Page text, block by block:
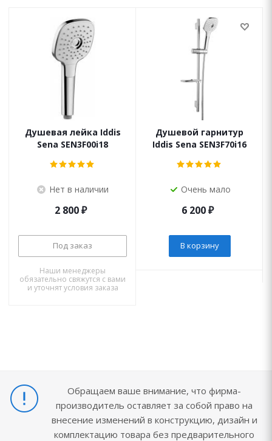
Душевая лейка Iddis
Sena SEN3F00i18
Нет в наличии
2 800₽
Под заказ
Наши менеджеры
обязательно свяжутся с вами
и уточнят условия заказа
Душевой гарнитур
Iddis Sena SEN3F70i16
Очень мало
6 200₽
В корзину
Обращаем ваше внимание, что фирма-
производитель оставляет за собой право на
внесение изменений в конструкцию, дизайн и
комплектацию товара без предварительного